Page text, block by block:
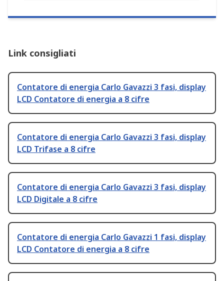
Link consigliati
Contatore di energia Carlo Gavazzi 3 fasi, display
LCD Contatore di energia a 8 cifre
Contatore di energia Carlo Gavazzi 3 fasi, display
LCD Trifase a 8 cifre
Contatore di energia Carlo Gavazzi 3 fasi, display
LCD Digitale a 8 cifre
Contatore di energia Carlo Gavazzi 1 fasi, display
LCD Contatore di energia a 8 cifre